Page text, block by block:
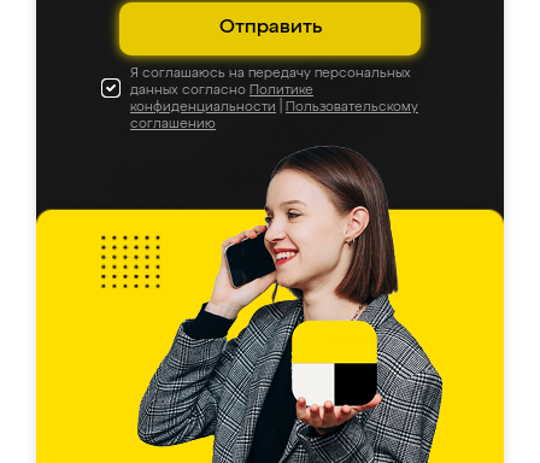
Отправить
Я соглашаюсь на передачу персональных
данных согласно Политике
конфиденциальности
Пользовательскому
соглашению